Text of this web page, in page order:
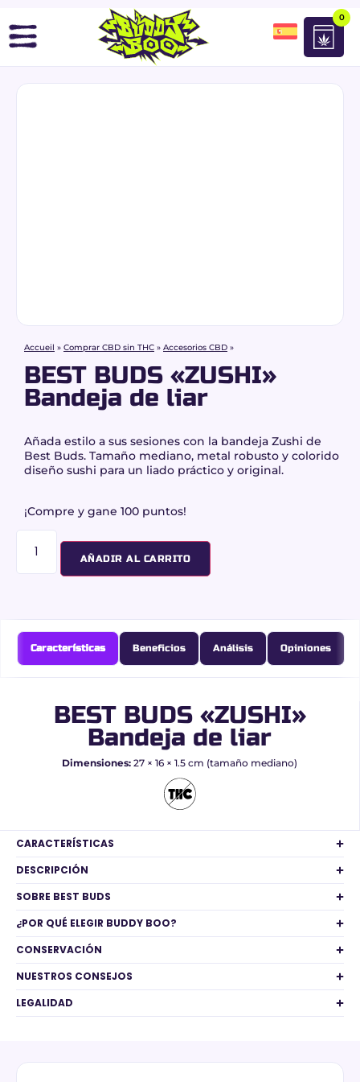
0
Accueil » Comprar CBD sin THC » Accesorios CBD »
BEST BUDS «ZUSHI»
Bandeja de liar
Añada estilo a sus sesiones con la bandeja Zushi de
Best Buds. Tamaño mediano, metal robusto y colorido
diseño sushi para un liado práctico y original.
¡Compre y gane 100 puntos!
AÑADIR AL CARRITO
Características Beneficios Análisis Opiniones
BEST BUDS «ZUSHI»
Bandeja de liar
Dimensiones: 27 × 16 × 1.5 cm (tamaño mediano)
CARACTERÍSTICAS
DESCRIPCIÓN
SOBRE BEST BUDS
¿POR QUÉ ELEGIR BUDDY BOO?
CONSERVACIÓN
NUESTROS CONSEJOS
LEGALIDAD